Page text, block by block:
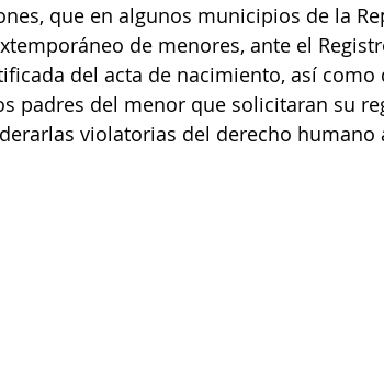
que en algunos municipios de la
de menores, ante el
del acta de nacimiento, así
padres del menor que solicitaran su
violatorias del derecho humano